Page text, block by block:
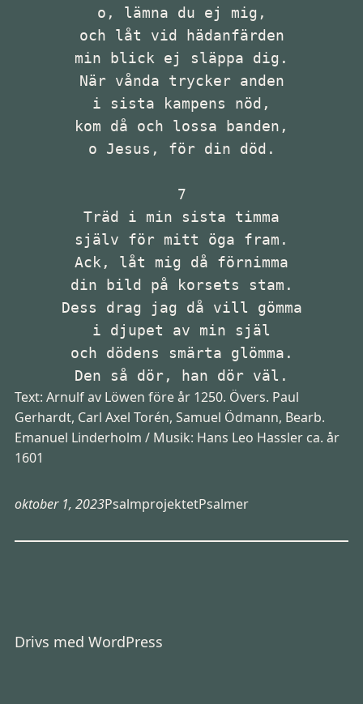
o, lämna du ej mig,
och låt vid hädanfärden
min blick ej släppa dig.
När vånda trycker anden
i sista kampens nöd,
kom då och lossa banden,
o Jesus, för din död.
7
Träd i min sista timma
själv för mitt öga fram.
Ack, låt mig då förnimma
din bild på korsets stam.
Dess drag jag då vill gömma
i djupet av min själ
och dödens smärta glömma.
Den så dör, han dör väl.
Text: Arnulf av Löwen före år 1250. Övers. Paul
Gerhardt, Carl Axel Torén, Samuel Ödmann, Bearb.
Emanuel Linderholm / Musik: Hans Leo Hasslerca. år
1601
oktober 1, 2023PsalmprojektetPsalmer
Drivs med WordPress